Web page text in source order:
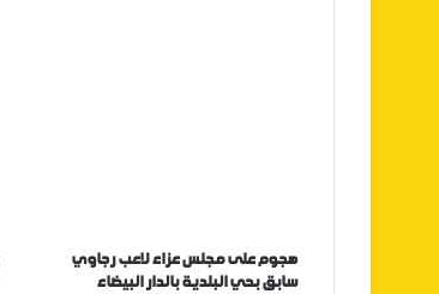
هجوم على مجلس عزاء لاعب رجاوي
سابق بحي البلدية بالدار البيضاء